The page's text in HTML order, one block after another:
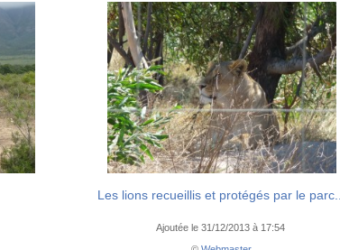
Les lions recueillis et protégés par le parc...
Ajoutée le 31/12/2013 à 17:54